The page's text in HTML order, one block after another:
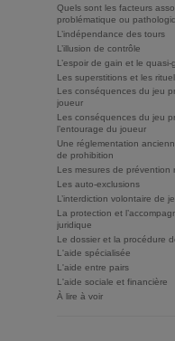
Quels sont les facteurs
problématique ou
L’indépendance des tours
L’illusion de contrôle
L’espoir de gain et le quasi-
Les superstitions et les
Les conséquences du jeu
joueur
Les conséquences du jeu
l’entourage du joueur
Une réglementation
de prohibition
Les mesures de prévention
Les auto-exclusions
L’interdiction volontaire de
La protection et
juridique
Le dossier et la procédure
L'aide spécialisée
L'aide entre pairs
L'aide sociale et financière
À lire à voir